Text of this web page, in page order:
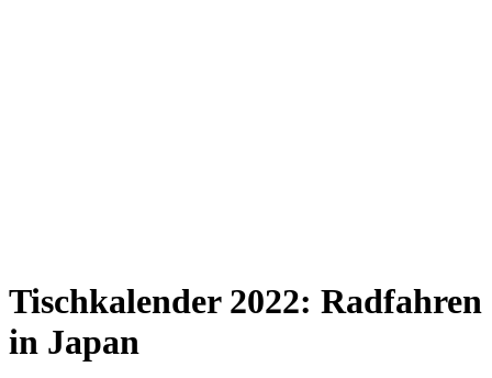
Tischkalender 2022: Radfahren
in Japan